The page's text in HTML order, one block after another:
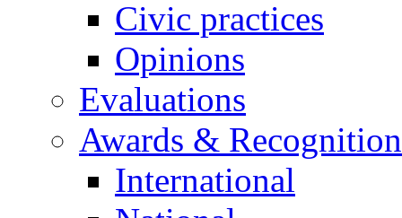
Civic practices
Opinions
Evaluations
Awards &
International